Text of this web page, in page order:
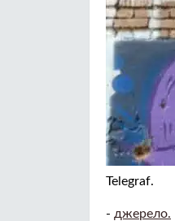
Telegraf.
- джерело.